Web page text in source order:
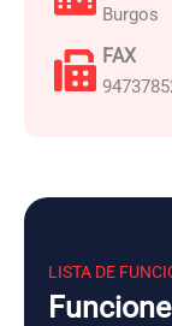
Burgos
FAX
LISTA DE